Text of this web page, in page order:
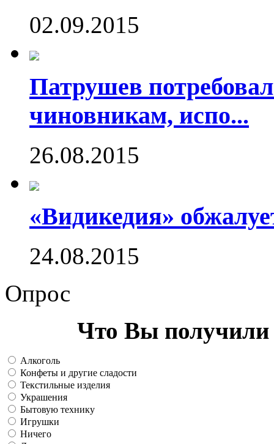
02.09.2015
Патрушев
чиновникам, испо...
26.08.2015
«Видикедия»
24.08.2015
Опрос
Что Вы получили
Алкоголь
Конфеты и другие сладости
Текстильные изделия
Украшения
Бытовую технику
Игрушки
Ничего